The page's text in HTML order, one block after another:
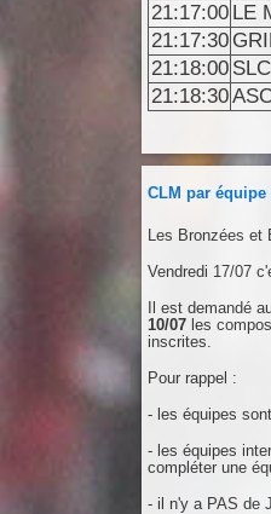
21:17:00 LE
21:17:30
21:18:00
21:18:30
CLM par équipe
Les Bronzées et
Vendredi 17/07
Il est demandé
10/07 les
inscrites.
Pour rappel :
- les équipes
- les équipes
compléter une
- il n'y a PAS de